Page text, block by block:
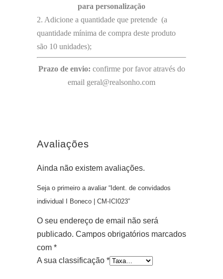
para personalização
2. Adicione a quantidade que pretende (a
quantidade mínima de compra deste produto
são 10 unidades);
Prazo de envio: confirme por favor através do
email geral@realsonho.com
Avaliações
Ainda não existem avaliações.
Seja o primeiro a avaliar “Ident. de convidados
individual I Boneco | CM-ICI023”
O seu endereço de email não será
publicado. Campos obrigatórios marcados
com *
A sua classificação *